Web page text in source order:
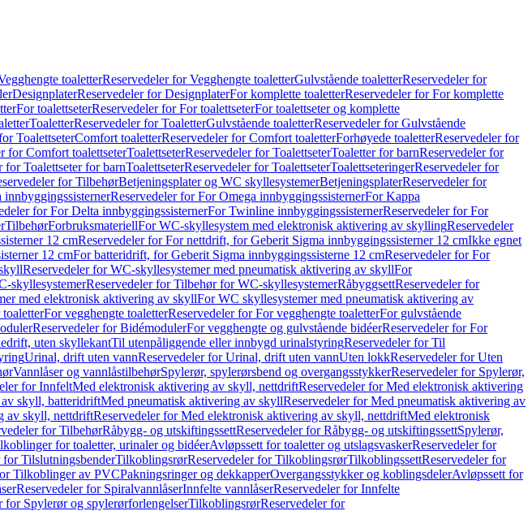
toaletterReservedeler for Vegghengte toaletterGulvstående toaletterReservedeler for
DesignplaterReservedeler for DesignplaterFor komplette toaletterReservedeler for For komplette
For toalettseterReservedeler for For toalettseterFor toalettseter og komplette
ToaletterReservedeler for ToaletterGulvstående toaletterReservedeler for Gulvstående
ToalettseterComfort toaletterReservedeler for Comfort toaletterForhøyede toaletterReservedeler for
for Comfort toalettseterToalettseterReservedeler for ToalettseterToaletter for barnReservedeler for
for Toalettseter for barnToalettseterReservedeler for ToalettseterToalettseteringerReservedeler for
for TilbehørBetjeningsplater og WC skyllesystemerBetjeningsplaterReservedeler for
innbyggingssisternerReservedeler for For Omega innbyggingssisternerFor Kappa
for For Delta innbyggingssisternerFor Twinline innbyggingssisternerReservedeler for For
TilbehørForbruksmateriellFor WC-skyllesystem med elektronisk aktivering av skyllingReservedeler
12 cmReservedeler for For nettdrift, for Geberit Sigma innbyggingssisterner 12 cmIkke egnet
12 cmFor batteridrift, for Geberit Sigma innbyggingssisterne 12 cmReservedeler for For
Reservedeler for WC-skyllesystemer med pneumatisk aktivering av skyllFor
skyllesystemerReservedeler for Tilbehør for WC-skyllesystemerRåbyggsettReservedeler for
med elektronisk aktivering av skyllFor WC skyllesystemer med pneumatisk aktivering av
For vegghengte toaletterReservedeler for For vegghengte toaletterFor gulvstående
Reservedeler for BidémodulerFor vegghengte og gulvstående bidéerReservedeler for For
uten skyllekantTil utenpåliggende eller innbygd urinalstyringReservedeler for Til
Urinal, drift uten vannReservedeler for Urinal, drift uten vannUten lokkReservedeler for Uten
Vannlåser og vannlåstilbehørSpylerør, spylerørsbend og overgangsstykkerReservedeler for Spylerør,
for InnfeltMed elektronisk aktivering av skyll, nettdriftReservedeler for Med elektronisk aktivering
skyll, batteridriftMed pneumatisk aktivering av skyllReservedeler for Med pneumatisk aktivering av
av skyll, nettdriftReservedeler for Med elektronisk aktivering av skyll, nettdriftMed elektronisk
for TilbehørRåbygg- og utskiftingssettReservedeler for Råbygg- og utskiftingssettSpylerør,
for toaletter, urinaler og bidéerAvløpssett for toaletter og utslagsvaskerReservedeler for
for TilslutningsbenderTilkoblingsrørReservedeler for TilkoblingsrørTilkoblingssettReservedeler for
Tilkoblinger av PVCPakningsringer og dekkapperOvergangsstykker og koblingsdelerAvløpssett for
Reservedeler for SpiralvannlåserInnfelte vannlåserReservedeler for Innfelte
for Spylerør og spylerørforlengelserTilkoblingsrørReservedeler for